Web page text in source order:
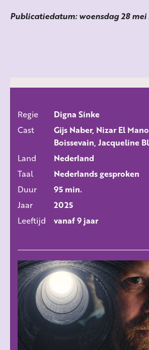
Publicatiedatum: woensdag 28 mei
Regie
Digna Sinke
Cast
Gijs Naber, Nizar El
Boissevain, Jacqueline
Land
Nederland
Taal
Nederlands gesproken
Duur
95 min.
Jaar
2025
Leeftijd
vanaf 9 jaar